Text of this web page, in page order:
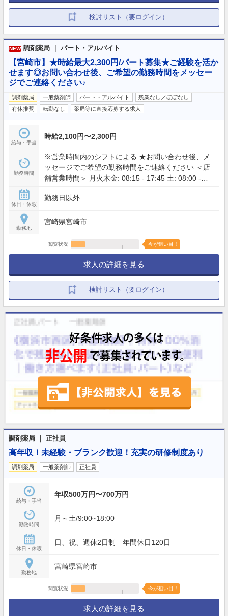
検討リスト（要ログイン）
NEW 調剤薬局 ｜ パート・アルバイト
【宮崎市】★時給最大2,300円/パート募集★ご経験を活か
せます◎お問い合わせ後、ご希望の勤務時間をメッセー
ジでご連絡ください♪
調剤薬局 一般薬剤師 パート・アルバイト
残業なし／ほぼなし
有休推奨
転勤なし 薬局等に直接応募する求人
給与・手当
時給2,100円〜2,300円
勤務時間
※営業時間内のシフトによる ★お問い合わせ後、メ
ッセージでご希望の勤務時間をご連絡ください ＜店
舗営業時間＞ 月火木金: 08:15 - 17:45 土: 08:00 -
休日・休暇
勤務日以外
勤務地
宮崎県宮崎市
閲覧状況 今が狙い目！
求人の詳細を見る
検討リスト（要ログイン）
調剤薬局 ｜ 正社員
高年収！未経験・ブランク歓迎！充実の研修制度あり
調剤薬局 一般薬剤師 正社員
給与・手当
年収500万円〜700万円
勤務時間
月～土/9:00~18:00
休日・休暇
日、祝、週休2日制 年間休日120日
勤務地
宮崎県宮崎市
閲覧状況 今が狙い目！
求人の詳細を見る